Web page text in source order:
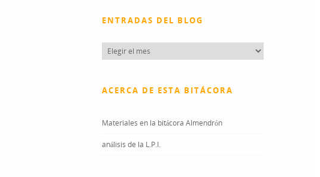
ENTRADAS DEL BLOG
Entradas
del
ACERCA DE ESTA BITÁCORA
Materiales en la bitácora Almendrón
análisis de la L.P.I.